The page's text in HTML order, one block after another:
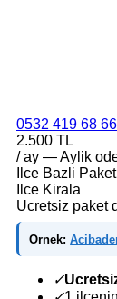
0532 419 68 66
2.500 TL
/ ay — Aylik
Ilce Bazli Paket
Ilce Kirala
Ucretsiz paket
Ornek:
✓